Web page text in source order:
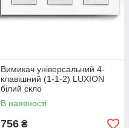
Вимикач універсальний 4-
клавішний (1-1-2) LUXION
білий скло
В наявності
756 ₴